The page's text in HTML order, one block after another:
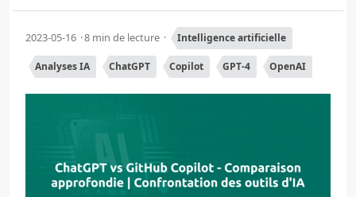
2023-05-16 8 min de lecture Intelligence artificielle
Analyses IA ChatGPT Copilot GPT-4 OpenAI